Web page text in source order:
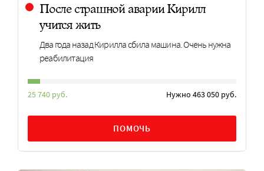
После страшной аварии Кирилл
учится жить
Два года назад Кирилла сбила машина. Очень нужна
реабилитация
25 740 руб. Нужно 463 050 руб.
ПОМОЧЬ